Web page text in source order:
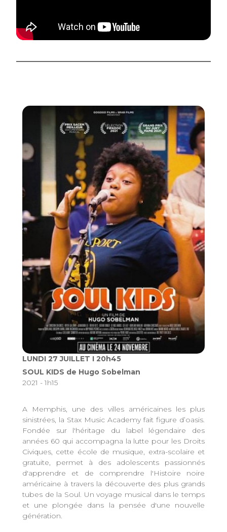
LUNDI 27 JUILLET I 20h45
SOUL KIDS de Hugo Sobelman
2021 - 1h15
A Memphis, une des villes américaines les plus
sinistrées, la Stax Music Academy fait figure d’oasis.
Fondée sur l'héritage du label légendaire des
années 60 qui accompagna la lutte pour les Droits
Civiques, cette école de musique, extra-scolaire et
gratuite, permet à des adolescents passionnés
d'apprendre et de comprendre l'Histoire noire
américaine à travers la découverte des plus grands
tubes de la Soul. Un voyage musical dans le temps
et une plongée dans la pensée d'une nouvelle
génération.